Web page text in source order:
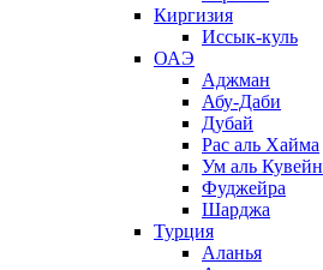
Киргизия
Иссык-куль
ОАЭ
Аджман
Абу-Даби
Дубай
Рас аль Хайма
Ум аль Кувейн
Фуджейра
Шарджа
Турция
Аланья